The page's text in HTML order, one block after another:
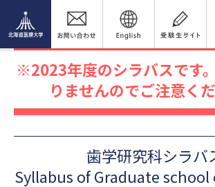
2023年度シラバス
歯学研究科シラバス
2023年度のシラバスです
りませんのでご注意くだ
歯学研究科シラバ
Syllabus of Graduate